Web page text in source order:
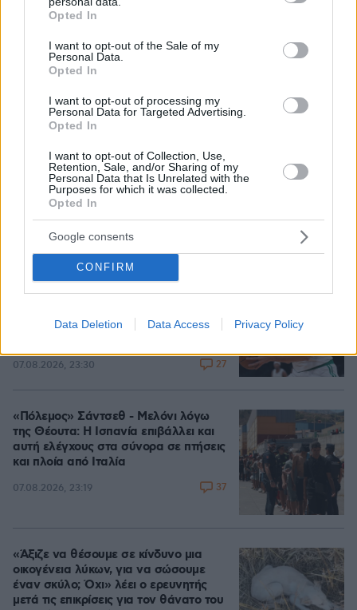
grant or deny consent to Google and its third-party tags to
use your data for below specified purposes in below Google
consent section.
Opted In
I want to opt-out of the Sale of my
Personal Data.
Opted In
I want to opt-out of processing my
Personal Data for Targeted Advertising.
Opted In
I want to opt-out of Collection, Use,
Retention, Sale, and/or Sharing of my
Personal Data that Is Unrelated with the
Purposes for which it was collected.
Opted In
Google consents
CONFIRM
Data Deletion Data Access Privacy Policy
€50 δισ. την ερχόμενη δεκαετία
07.08.2026, 20:16 323
το πρώτο της παιδί, δείτε την
ανάρτηση του συντρόφου της περί...
λαού και εξουσίας
07.08.2026, 22:23
Βάλθηκε να τρελάνει κόσμο ο Καντέρ:
Ο Τούρκος πρώην σέντερ του NBA
συμπερίληψης και δηλώνει υποψήφιος
07.08.2026, 23:30 27
«Πόλεμος» Σάντσεθ - Μελόνι λόγω
της Θέουτα: Η Ισπανία επιβάλλει και
αυτή ελέγχους στα σύνορα σε πτήσεις
και πλοία από Ιταλία
07.08.2026, 23:19 37
«Άξιζε να θέσουμε σε κίνδυνο μια
οικογένεια λύκων, για να σώσουμε
έναν σκύλο; Όχι» λέει ο ερευνητής
μετά τις επικρίσεις για τον θάνατο του